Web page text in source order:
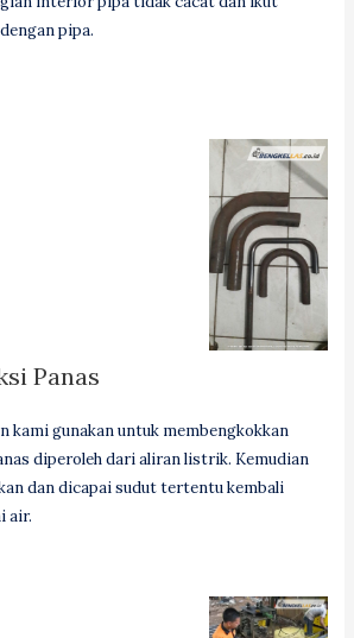
pipa.
Panas
kami gunakan untuk membengkokkan
diperoleh dari aliran listrik. Kemudian
dan dicapai sudut tertentu kembali
air.